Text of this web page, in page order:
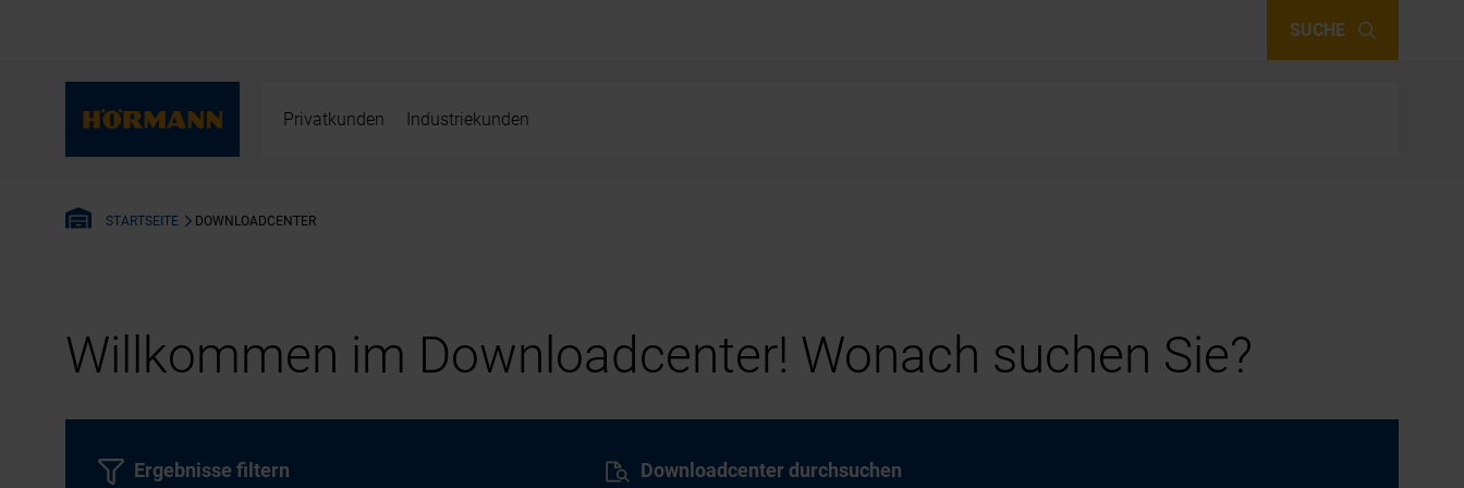
SUCHE
Privatkunden Industriekunden
STARTSEITE DOWNLOADCENTER
Willkommen im Downloadcenter! Wonach suchen Sie?
Downloadcenter durchsuchen
Ergebnisse filtern